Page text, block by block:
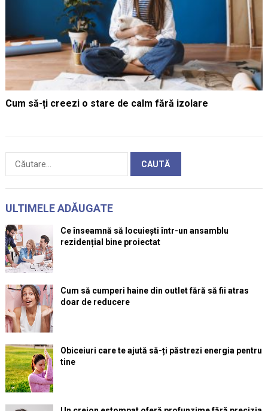
Cum să-ți creezi o stare de calm fără izolare
Caută
ULTIMELE ADĂUGATE
Ce înseamnă să locuiești într-un ansamblu
rezidențial bine proiectat
Cum să cumperi haine din outlet fără să fii atras
doar de reducere
Obiceiuri care te ajută să-ți păstrezi energia pentru
tine